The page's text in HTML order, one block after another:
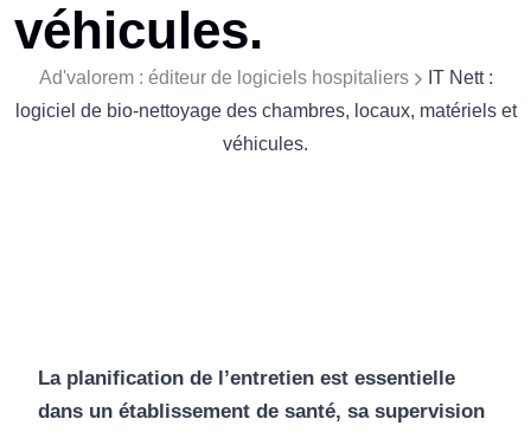
véhicules.
Ad'valorem : éditeur de logiciels hospitaliers
IT Nett :
logiciel de bio-nettoyage des chambres, locaux, matériels et
véhicules.
La planification de l’entretien est essentielle
dans un établissement de santé, sa supervision